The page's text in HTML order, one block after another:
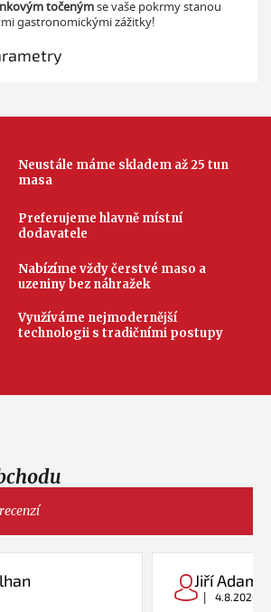
točenýmse vaše pokrmy stanou
gastronomickými zážitky!
Neustále máme skladem až 25 tun
masa
Preferujeme hlavně místní
dodavatele
Nabízíme vždy čerstvé maso a
uzeniny bez náhražek
Využíváme nejmodernější
technologii s tradičními postupy
Jiří
| 4.8.2026